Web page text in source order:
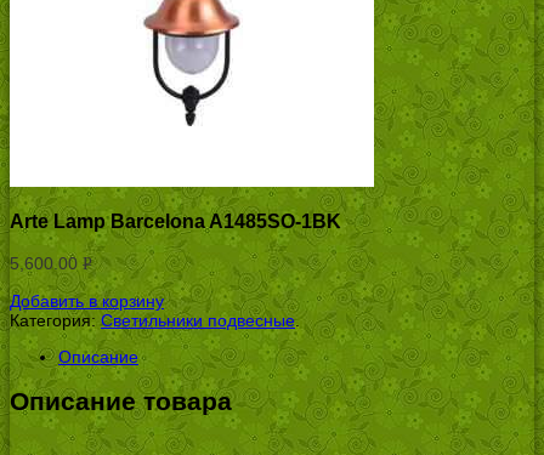
Arte Lamp Barcelona A1485SO-1BK
5,600.00 Р
УБ.
Добавить в корзину
Категория: Светильники подвесные.
Описание
Описание товара